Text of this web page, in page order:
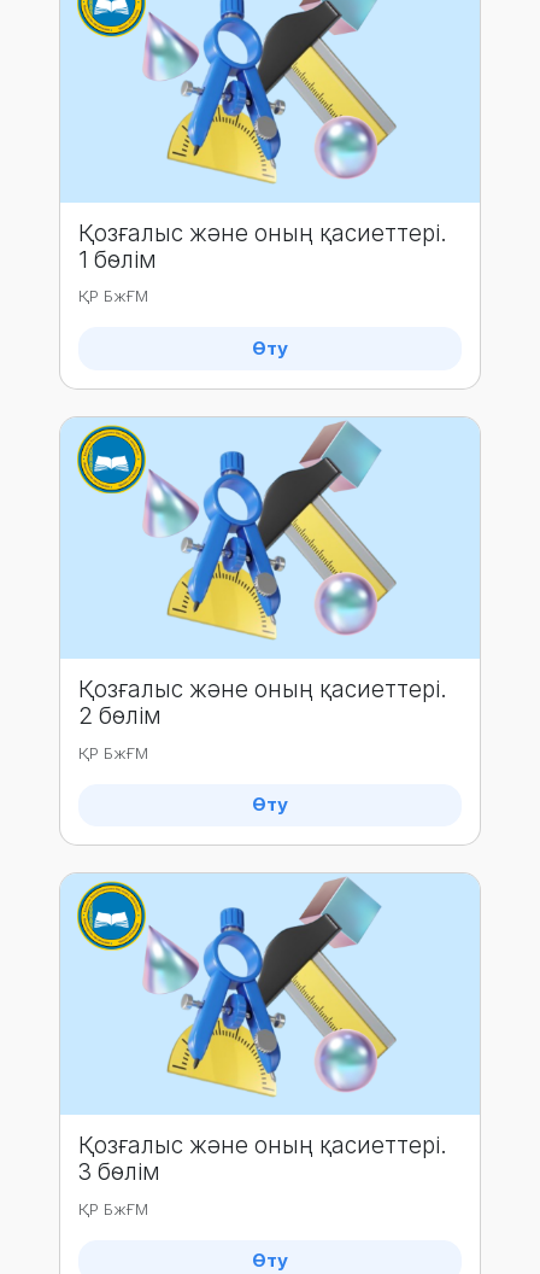
Қозғалыс және оның қасиеттері.
1 бөлім
ҚР БжҒМ
Өту
Қозғалыс және оның қасиеттері.
2 бөлім
ҚР БжҒМ
Өту
Қозғалыс және оның қасиеттері.
3 бөлім
ҚР БжҒМ
Өту